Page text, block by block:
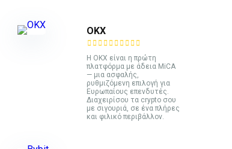
ΟΚΧ
Η OKX είναι η πρώτη
πλατφόρμα με άδεια MiCA
— μια ασφαλής,
ρυθμιζόμενη επιλογή για
Ευρωπαίους επενδυτές.
Διαχειρίσου τα crypto σου
με σιγουριά, σε ένα πλήρες
και φιλικό περιβάλλον.